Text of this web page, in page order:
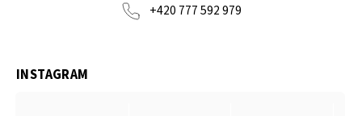
+420 777 592 979
INSTAGRAM